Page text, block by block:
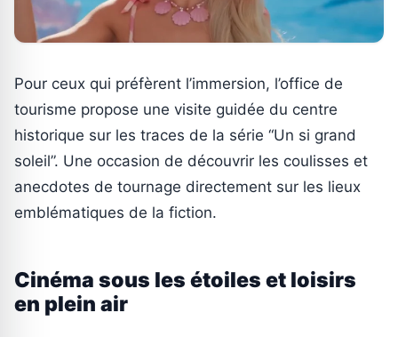
Pour ceux qui préfèrent l’immersion, l’office de
tourisme propose une visite guidée du centre
historique sur les traces de la série “Un si grand
soleil”. Une occasion de découvrir les coulisses et
anecdotes de tournage directement sur les lieux
emblématiques de la fiction.
Cinéma sous les étoiles et loisirs
en plein air